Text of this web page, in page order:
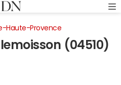
Haute-Provence
(04510)